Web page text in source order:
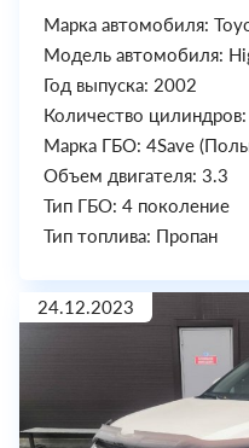
Марка автомобиля:
Модель автомобиля:
Год выпуска: 2002
Количество
Марка ГБО: 4Save
Объем двигателя: 3.3
Тип ГБО: 4 поколение
Тип топлива: Пропан
24.12.2023